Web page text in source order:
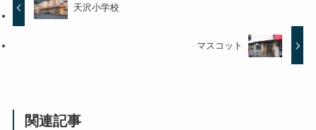
天沢小学校
マスコット
関連記事